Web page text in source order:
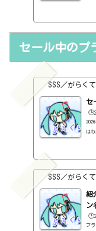
け
セール中のプ
SSS／がらく
セ
は
ま）
ル
SSS／がらく
紹
ン
プ